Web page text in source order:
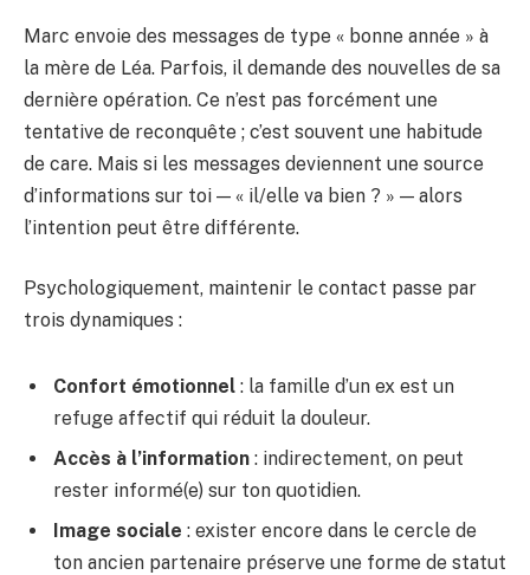
Marc envoie des messages de type « bonne année » à
la mère de Léa. Parfois, il demande des nouvelles de sa
dernière opération. Ce n’est pas forcément une
tentative de reconquête ; c’est souvent une habitude
de care. Mais si les messages deviennent une source
d’informations sur toi — « il/elle va bien ? » — alors
l’intention peut être différente.
Psychologiquement, maintenir le contact passe par
trois dynamiques :
Confort émotionnel : la famille d’un ex est un
refuge affectif qui réduit la douleur.
Accès à l’information : indirectement, on peut
rester informé(e) sur ton quotidien.
Image sociale : exister encore dans le cercle de
ton ancien partenaire préserve une forme de statut